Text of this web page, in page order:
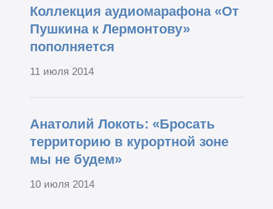
Коллекция аудиомарафона «От
Пушкина к Лермонтову»
пополняется
11 июля 2014
Анатолий Локоть: «Бросать
территорию в курортной зоне
мы не будем»
10 июля 2014